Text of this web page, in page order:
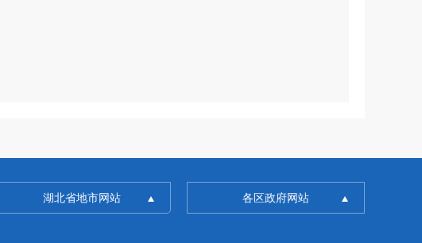
湖北省地市网站 各区政府网站